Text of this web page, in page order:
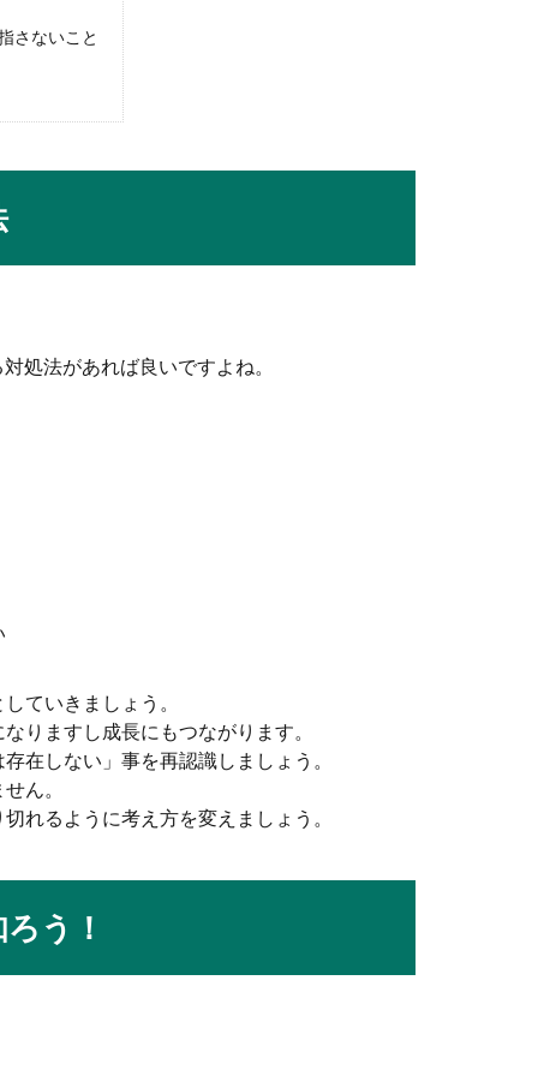
はない？自分の考え方を変えてみよう
度はあることでしょう。しかし、大学受験で失敗してしまうと、
パート）の面接とは？アピールすること
を抱えながら日々のアルバイトに精を出している人もいますよ
？試合前にしておきたいアップ方法
方のコツや高評価を得るポイントとは
ポートで提出しなければならないときがあります。では、大学
さないこと
処法があれば良いですよね。
ていきましょう。
りますし成長にもつながります。
在しない」事を再認識しましょう。
ん。
れるように考え方を変えましょう。
う！